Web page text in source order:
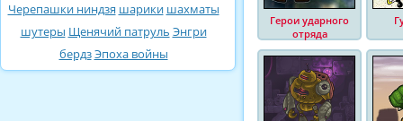
Черепашки ниндзя шарики шахматы
шутеры Щенячий патруль Энгри
бердзЭпоха войны
Герои ударного
отряда